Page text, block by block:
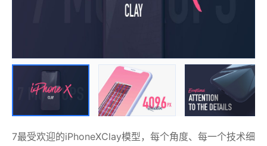
7最受欢迎的iPhoneXClay模型，每个角度、每一个技术细